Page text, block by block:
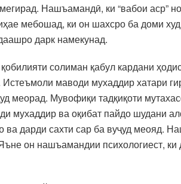
Нашъамандӣ, ки “вабои аср”
мебошад, ки он шахсро ба доми
дарк намекунад.
солиман қабул кардани
маводи мухаддир хатари
меорад. Мувофиқи тадқиқоти
мухаддир ва оқибат пайдо шудани
ва дарди сахти сар ба вуҷуд меояд.
он нашъамандии психологиест, ки